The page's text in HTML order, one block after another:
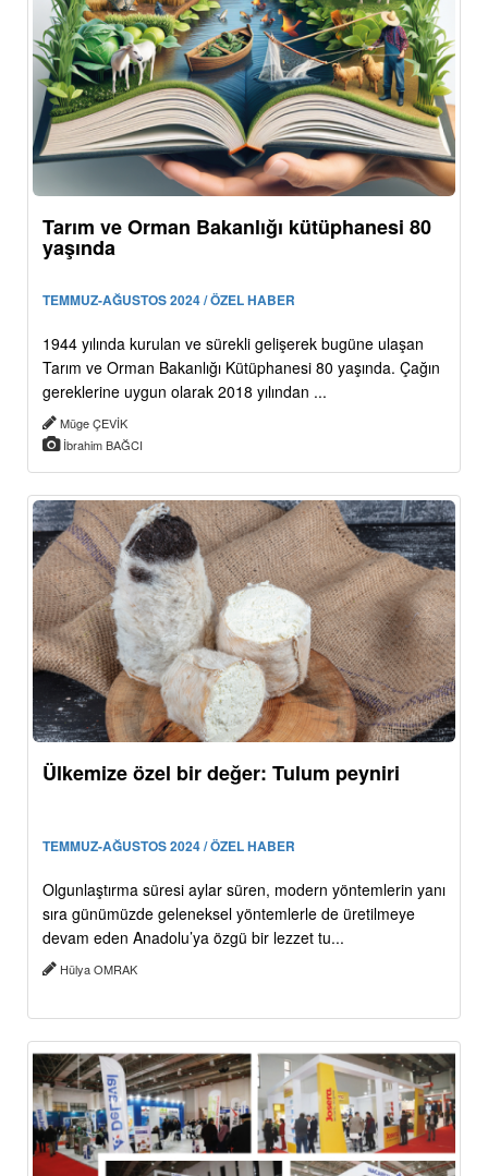
Tarım ve Orman Bakanlığı kütüphanesi 80
yaşında
TEMMUZ-AĞUSTOS 2024 / ÖZEL HABER
1944 yılında kurulan ve sürekli gelişerek bugüne ulaşan
Tarım ve Orman Bakanlığı Kütüphanesi 80 yaşında. Çağın
gereklerine uygun olarak 2018 yılından ...
Müge ÇEVİK
İbrahim BAĞCI
Ülkemize özel bir değer: Tulum peyniri
TEMMUZ-AĞUSTOS 2024 / ÖZEL HABER
Olgunlaştırma süresi aylar süren, modern yöntemlerin yanı
sıra günümüzde geleneksel yöntemlerle de üretilmeye
devam eden Anadolu’ya özgü bir lezzet tu...
Hülya OMRAK